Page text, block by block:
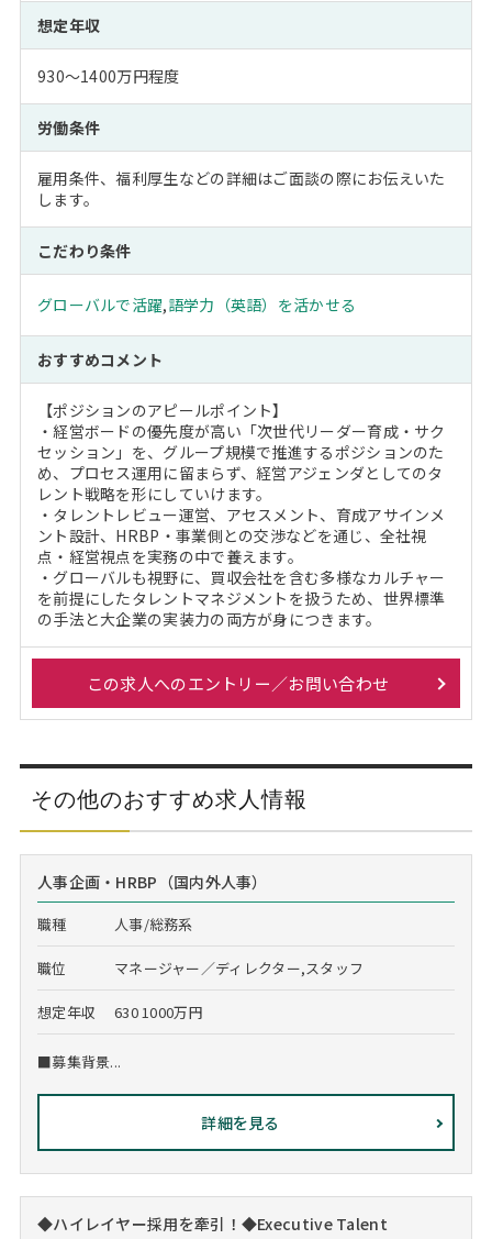
想定年収
930～1400万円程度
労働条件
雇用条件、福利厚生などの詳細はご面談の際にお伝えいた
します。
こだわり条件
グローバルで活躍,語学力（英語）を活かせる
おすすめコメント
【ポジションのアピールポイント】
・経営ボードの優先度が高い「次世代リーダー育成・サク
セッション」を、グループ規模で推進するポジションのた
め、プロセス運用に留まらず、経営アジェンダとしてのタ
レント戦略を形にしていけます。
・タレントレビュー運営、アセスメント、育成アサインメ
ント設計、HRBP・事業側との交渉などを通じ、全社視
点・経営視点を実務の中で養えます。
・グローバルも視野に、買収会社を含む多様なカルチャー
を前提にしたタレントマネジメントを扱うため、世界標準
の手法と大企業の実装力の両方が身につきます。
この求人へのエントリー／お問い合わせ
その他のおすすめ求人情報
人事企画・HRBP（国内外人事）
職種 人事/総務系
職位 マネージャー／ディレクター,スタッフ
想定年収 630 1000万円
■募集背景...
詳細を見る
◆ハイレイヤー採用を牽引！◆Executive Talent